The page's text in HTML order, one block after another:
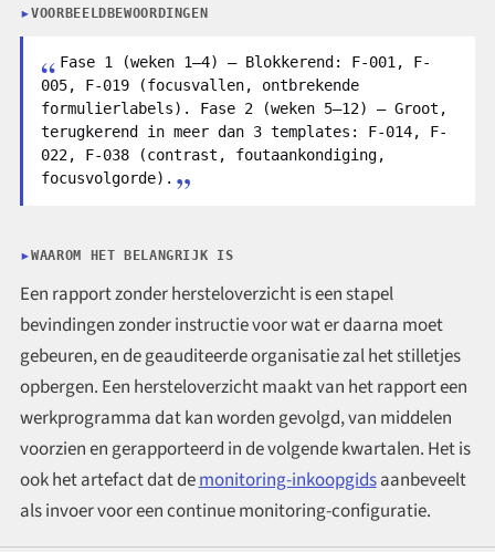
VOORBEELDBEWOORDINGEN
Fase 1 (weken 1–4) — Blokkerend: F-001, F-
005, F-019 (focusvallen, ontbrekende
formulierlabels). Fase 2 (weken 5–12) — Groot,
terugkerend in meer dan 3 templates: F-014, F-
022, F-038 (contrast, foutaankondiging,
focusvolgorde).
WAAROM HET BELANGRIJK IS
Een rapport zonder hersteloverzicht is een stapel
bevindingen zonder instructie voor wat er daarna moet
gebeuren, en de geauditeerde organisatie zal het stilletjes
opbergen. Een hersteloverzicht maakt van het rapport een
werkprogramma dat kan worden gevolgd, van middelen
voorzien en gerapporteerd in de volgende kwartalen. Het is
ook het artefact dat demonitoring-inkoopgidsaanbeveelt
als invoer voor een continue monitoring-configuratie.